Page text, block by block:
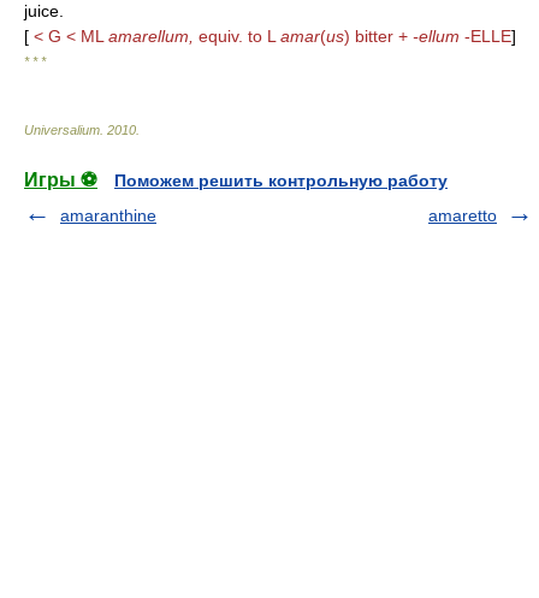
juice.
[ < G < ML amarellum, equiv. to L amar(us) bitter + -ellum -ELLE]
* * *
Universalium 2010
Игры ⚽
Поможем решить контрольную работу
amaranthine
amaretto